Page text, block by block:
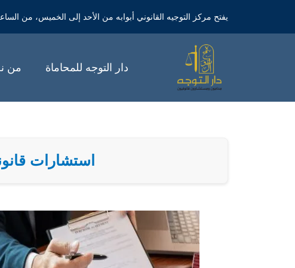
يفتح مركز التوجيه القانوني أبوابه من الأحد إلى الخميس، من الساعة 9 صباحاً حتى 9
دار التوجه للمحاماة من
استشارات